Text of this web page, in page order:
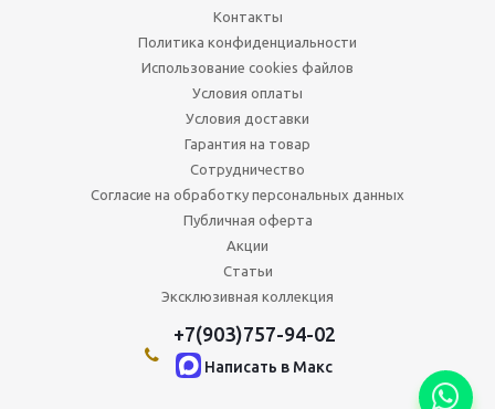
Контакты
Политика конфиденциальности
Использование cookies файлов
Условия оплаты
Условия доставки
Гарантия на товар
Сотрудничество
Согласие на обработку персональных данных
Публичная оферта
Акции
Статьи
Эксклюзивная коллекция
+7(903)757-94-02
Написать в Maкс